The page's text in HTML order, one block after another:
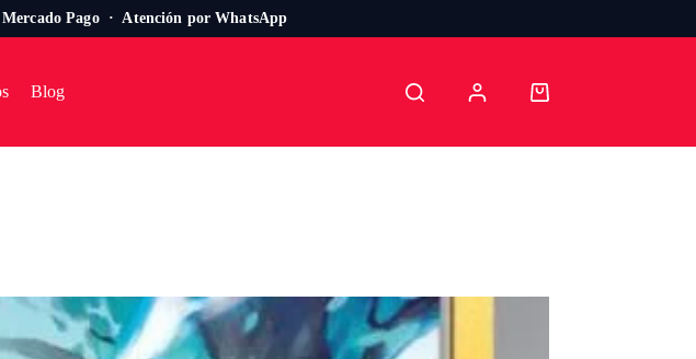
Pago · Atención por WhatsApp
Blog
Carro